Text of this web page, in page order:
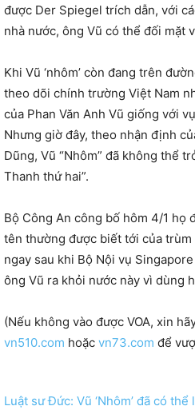
được Der Spiegel trích dẫn, với
nhà nước, ông Vũ có thể đối mặt
Khi Vũ ‘nhôm’ còn đang trên
theo dõi chính trường Việt Nam
của Phan Văn Anh Vũ giống với
Nhưng giờ đây, theo nhận định
Dũng, Vũ “Nhôm” đã không thể
Thanh thứ hai”.
Bộ Công An công bố hôm 4/1 họ
tên thường được biết tới của
ngay sau khi Bộ Nội vụ
ông Vũ ra khỏi nước này vì dùng
(Nếu không vào được VOA, xin
vn510.com hoặc vn73.com để
Luật sư Đức: Vũ ‘Nhôm’ đã có